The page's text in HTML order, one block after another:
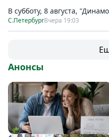
В субботу, 8 августа,
С.ПетербургВчера 19:03
Анонсы